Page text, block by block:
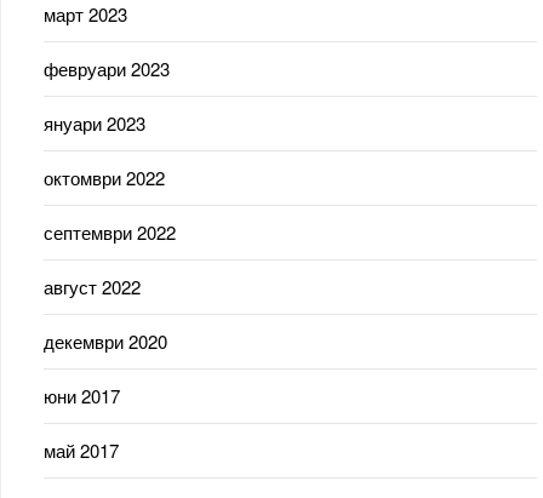
март 2023
февруари 2023
януари 2023
октомври 2022
септември 2022
август 2022
декември 2020
юни 2017
май 2017